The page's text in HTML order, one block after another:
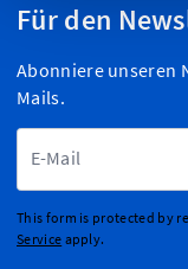
Für den
Abonniere unseren
Mails.
This form is protected by
Service apply.